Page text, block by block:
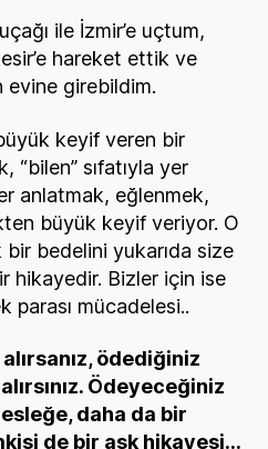
ile İzmir’e uçtum,
hareket ettik ve
evine girebildim.
keyif veren bir
“bilen” sıfatıyla yer
anlatmak, eğlenmek,
büyük keyif veriyor. O
bedelini yukarıda size
hikayedir. Bizler için ise
parası mücadelesi..
ödediğiniz
Ödeyeceğiniz
daha da bir
de bir aşk hikayesi…